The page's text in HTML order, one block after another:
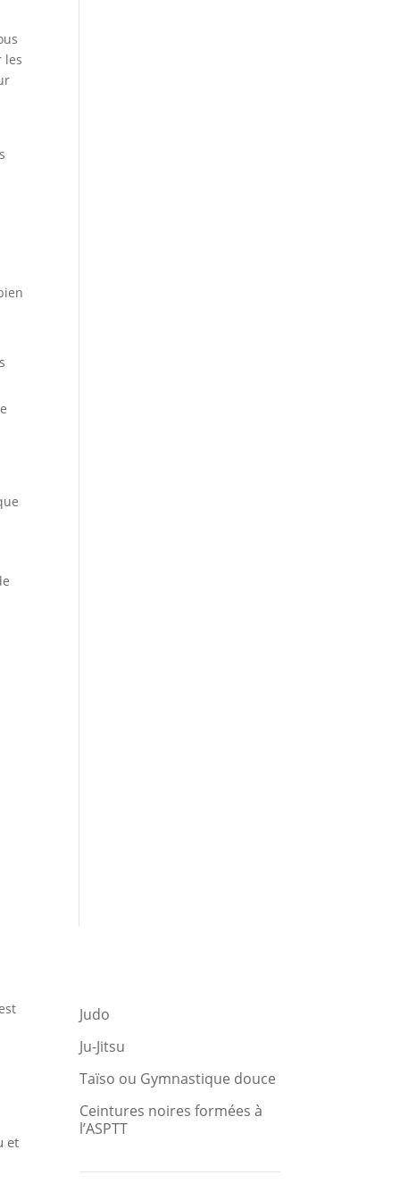
les
et
Judo
Ju-Jitsu
Taïso ou Gymnastique douce
Ceintures noires formées à
l’ASPTT